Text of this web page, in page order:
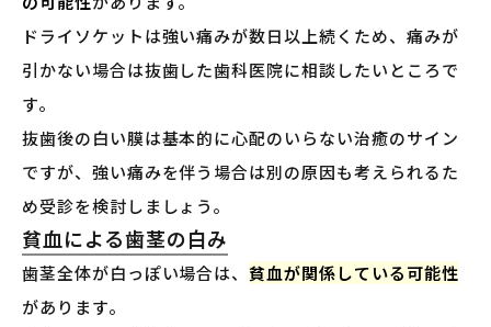
ドライソケットは強い痛みが数日以上続くため、痛みが
引かない場合は抜歯した歯科医院に相談したいところで
す。
抜歯後の白い膜は基本的に心配のいらない治癒のサイン
ですが、強い痛みを伴う場合は別の原因も考えられるた
め受診を検討しましょう。
貧血による歯茎の白み
歯茎全体が白っぽい場合は、貧血が関係している可能性
があります。